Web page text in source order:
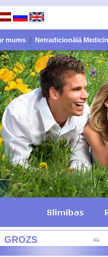
mums Netradicionālā
GROZS